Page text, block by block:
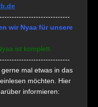
wir Nyaa für unsere
ist komplett.
mal etwas in das
möchten. Hier
informieren: